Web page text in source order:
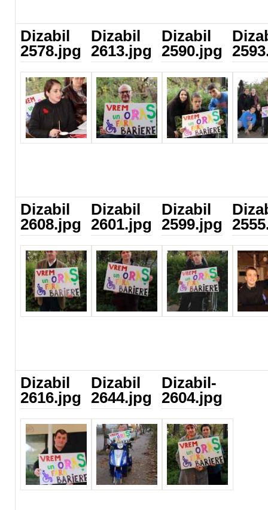
Dizabil
2578.jpg
Dizabil 2578.jpg
Dizabil
2613.jpg
Dizabil 2613.jpg
Dizabil
2590.jpg
Dizabil 2590.jpg
Dizabil
2608.jpg
Dizabil 2608.jpg
Dizabil
2601.jpg
Dizabil 2601.jpg
Dizabil
2599.jpg
Dizabil 2599.jpg
Dizabil
2616.jpg
Dizabil 2616.jpg
Dizabil
2644.jpg
Dizabil 2644.jpg
Dizabil-
2604.jpg
Dizabil-2604.jpg